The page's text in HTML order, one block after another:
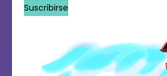
Suscribirse